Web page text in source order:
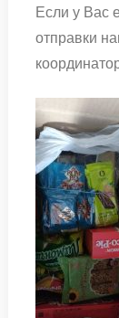
Если у Вас
отправки